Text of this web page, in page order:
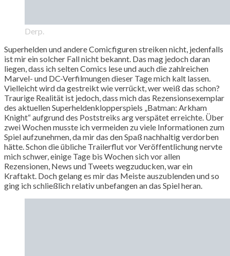
Derp.
Superhelden und andere Comicfiguren streiken nicht, jedenfalls
ist mir ein solcher Fall nicht bekannt. Das mag jedoch daran
liegen, dass ich selten Comics lese und auch die zahlreichen
Marvel- und DC-Verfilmungen dieser Tage mich kalt lassen.
Vielleicht wird da gestreikt wie verrückt, wer weiß das schon?
Traurige Realität ist jedoch, dass mich das Rezensionsexemplar
des aktuellen Superheldenklopperspiels „Batman: Arkham
Knight“ aufgrund des Poststreiks arg verspätet erreichte. Über
zwei Wochen musste ich vermeiden zu viele Informationen zum
Spiel aufzunehmen, da mir das den Spaß nachhaltig verdorben
hätte. Schon die übliche Trailerflut vor Veröffentlichung nervte
mich schwer, einige Tage bis Wochen sich vor allen
Rezensionen, News und Tweets wegzuducken, war ein
Kraftakt. Doch gelang es mir das Meiste auszublenden und so
ging ich schließlich relativ unbefangen an das Spiel heran.